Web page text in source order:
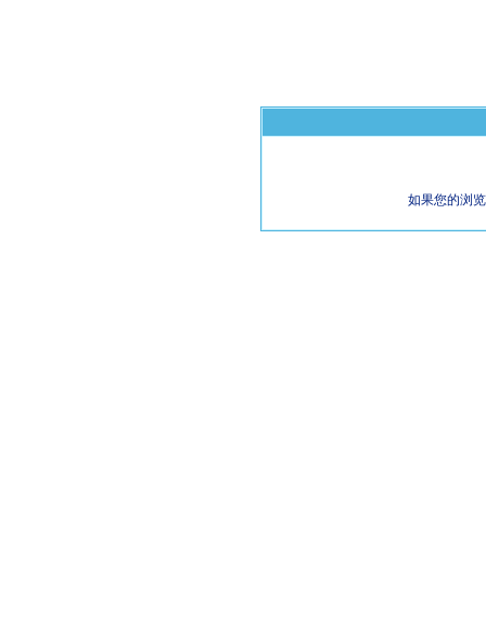
如果您的浏